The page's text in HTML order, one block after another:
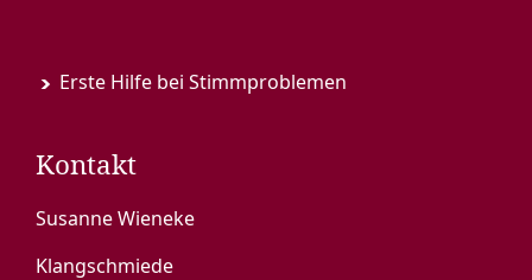
Erste Hilfe bei Stimmproblemen
Kontakt
Susanne Wieneke
Klangschmiede